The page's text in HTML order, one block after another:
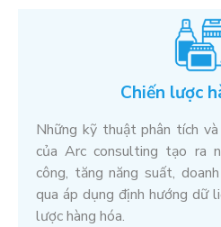
Chiến lược
Những kỹ thuật phân tích
của Arc consulting tạo ra
công, tăng năng suất,
qua áp dụng định hướng dữ
lược hàng hóa.